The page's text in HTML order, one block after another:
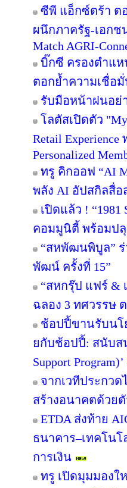
ซีพี แอ็กซ์ตร้า ต
ผนึกภาครัฐ-เอกช
Match AGRI-
บิ๊กซี ครองตำแหน่
ตอกย้ำความเชื่อ
รับมือหน้าฝนอย่
โลตัสเปิดตัว
Retail
Personalized
ทรู คิกออฟ “AI
พลัง AI อัปสกิลสื่อ
เปิดแล้ว !
คอมมูนิตี้ พร้อมป
“สหพัฒนพิบูล”
พัฒน์ ครั้งที่ 15”
“สหกรุ๊ป แฟร์ &
ฉลอง 3 ทศวรรษ
ช้อปปี้ขานรับนโ
ยกับช้อปปี้: สนับส
Support
จากเวทีประกวด
สร้างอนาคตด้วย
ETDA ส่งท้าย
ธนาคาร–เทคโน
การเงิน
ทรู เปิดมุมมองใ